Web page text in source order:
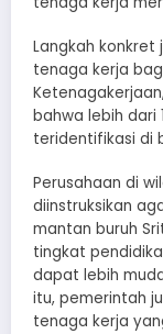
Langkah
tenaga kerja
bahwa lebih dari
teridentifikasi di
Perusahaan di
diinstruksikan
mantan buruh
tingkat
dapat lebih
itu, pemerintah
tenaga kerja